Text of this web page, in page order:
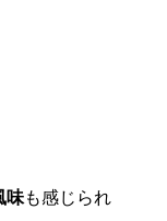
味も感じられ